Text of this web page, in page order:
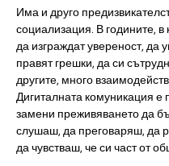
Има и друго
социализация. В годините,
да изграждат увереност, да
правят грешки, да си
другите, много
Дигиталната комуникация
замени преживяването да
слушаш, да преговаряш, да
да чувстваш, че си част от